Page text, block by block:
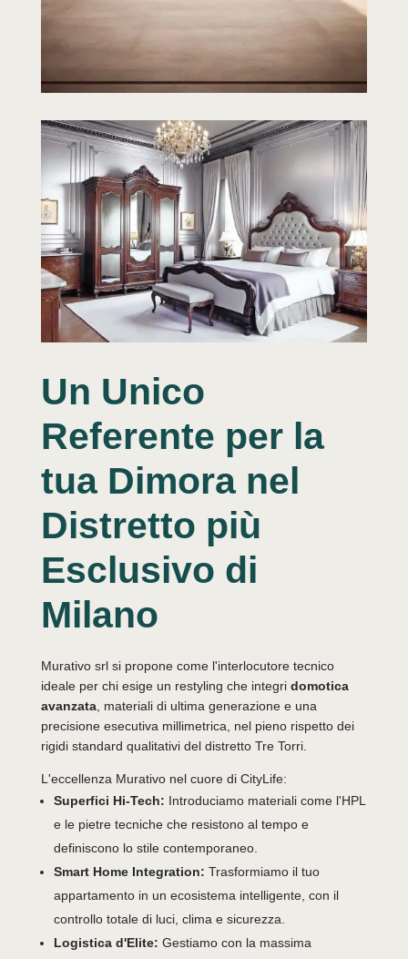
Un Unico
Referente per la
tua Dimora nel
Distretto più
Esclusivo di
Milano
Murativo srl si propone come l'interlocutore tecnico
ideale per chi esige un restyling che integri domotica
avanzata, materiali di ultima generazione e una
precisione esecutiva millimetrica, nel pieno rispetto dei
rigidi standard qualitativi del distretto Tre Torri.
L'eccellenza Murativo nel cuore di CityLife:
Superfici Hi-Tech: Introduciamo materiali come l'HPL
e le pietre tecniche che resistono al tempo e
definiscono lo stile contemporaneo.
Smart Home Integration: Trasformiamo il tuo
appartamento in un ecosistema intelligente, con il
controllo totale di luci, clima e sicurezza.
Logistica d'Elite: Gestiamo con la massima